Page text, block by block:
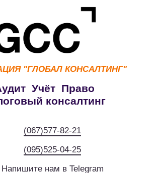
"ГЛОБАЛ КОНСАЛТИНГ"
Учёт Право
консалтинг
(067)577-82-21
(095)525-04-25
Напишите нам в Telegram